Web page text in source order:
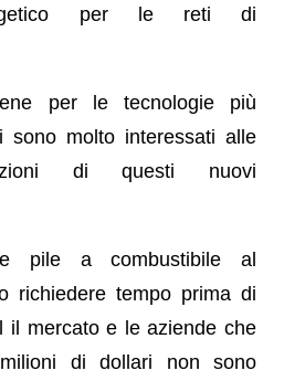
per le reti di
per le tecnologie più
sono molto interessati alle
di questi nuovi
pile a combustibile al
richiedere tempo prima di
il mercato e le aziende che
di dollari non sono